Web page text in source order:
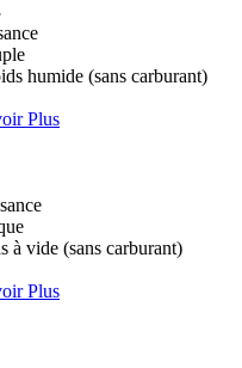
humide (sans carburant)
Plus
à vide (sans carburant)
Plus